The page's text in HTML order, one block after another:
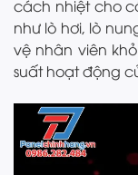
cách nhiệt cho
như lò hơi, lò
vệ nhân viên
suất hoạt động